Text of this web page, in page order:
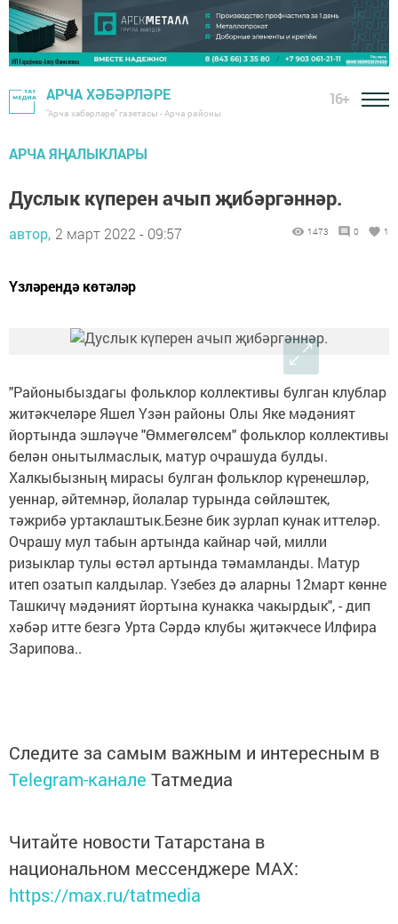
АРЧА ХӘБӘРЛӘРЕ
"Арча хәбәрләре" газетасы - Арча районы
16+
АРЧА ЯҢАЛЫКЛАРЫ
Дуслык күперен ачып җибәргәннәр.
автор, 2 март 2022 - 09:57 1473 0 1
Үзләрендә көтәләр
"Районыбыздагы фольклор коллективы булган клублар
житәкчеләре Яшел Үзән районы Олы Яке мәдәният
йортында эшләүче "Өммегөлсем" фольклор коллективы
белән онытылмаслык, матур очрашуда булды.
Халкыбызның мирасы булган фольклор күренешләр,
уеннар, әйтемнәр, йолалар турында сөйләштек,
тәжрибә уртаклаштык.Безне бик зурлап кунак иттеләр.
Очрашу мул табын артында кайнар чәй, милли
ризыклар тулы өстәл артында тәмамланды. Матур
итеп озатып калдылар. Үзебез дә аларны 12март көнне
Ташкичү мәдәният йортына кунакка чакырдык", - дип
хәбәр итте безгә Урта Сәрдә клубы җитәкчесе Илфира
Зарипова..
Следите за самым важным и интересным в
Telegram-канале Татмедиа
Читайте новости Татарстана в
национальном мессенджере MАХ:
https://max.ru/tatmedia